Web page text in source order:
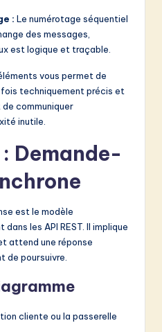
: Le numérotage séquentiel
des messages,
est logique et traçable.
vous permet de
techniquement précis et
communiquer
inutile.
: Demande-
est le modèle
les API REST. Il implique
attend une réponse
de poursuivre.
cliente ou la passerelle